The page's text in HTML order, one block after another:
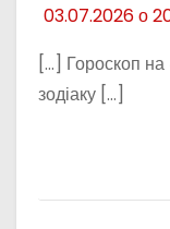
03.07.2026 о
[…] Гороскоп на
зодіаку […]